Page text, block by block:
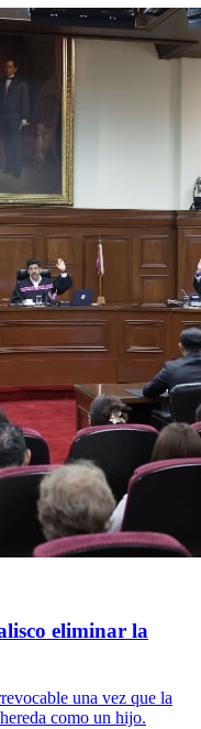
eliminar la
una vez que la
como un hijo.